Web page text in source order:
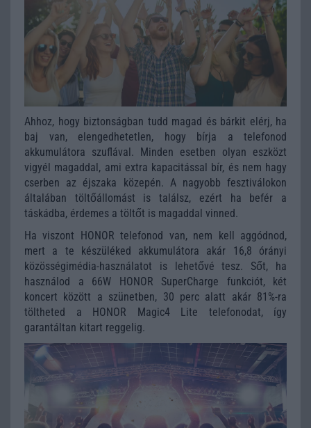
Ahhoz, hogy biztonságban tudd magad és bárkit elérj, ha
baj van, elengedhetetlen, hogy bírja a telefonod
akkumulátora szuflával. Minden esetben olyan eszközt
vigyél magaddal, ami extra kapacitással bír, és nem hagy
cserben az éjszaka közepén. A nagyobb fesztiválokon
általában töltőállomást is találsz, ezért ha befér a
táskádba, érdemes a töltőt is magaddal vinned.
Ha viszont HONOR telefonod van, nem kell aggódnod,
mert a te készüléked akkumulátora akár 16,8 órányi
közösségimédia-használatot is lehetővé tesz. Sőt, ha
használod a 66W HONOR SuperCharge funkciót, két
koncert között a szünetben, 30 perc alatt akár 81%-ra
töltheted a HONOR Magic4 Lite telefonodat, így
garantáltan kitart reggelig.